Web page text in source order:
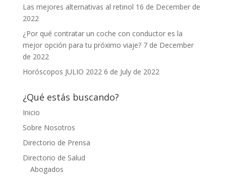
Las mejores alternativas al retinol 16 de December de
2022
¿Por qué contratar un coche con conductor es la
mejor opción para tu próximo viaje? 7 de December
de 2022
Horóscopos JULIO 2022 6 de July de 2022
¿Qué estás buscando?
Inicio
Sobre Nosotros
Directorio de Prensa
Directorio de Salud
Abogados